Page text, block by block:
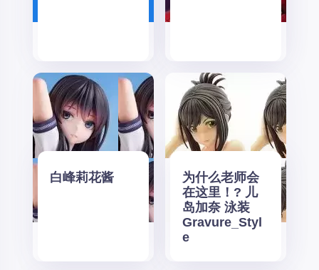
白峰莉花酱
为什么老师会
在这里！? 儿
岛加奈 泳装
Gravure_Styl
e